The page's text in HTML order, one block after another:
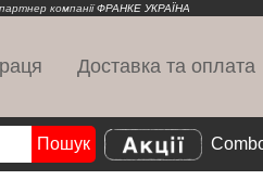
компаніїФРАНКЕ УКРАЇНА
Доставка та оплата
Пошук